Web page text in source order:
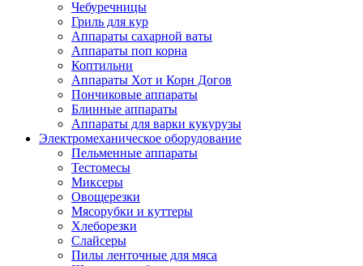
Чебуречницы
Гриль для кур
Аппараты сахарной ваты
Аппараты поп корна
Коптильни
Аппараты Хот и Корн Догов
Пончиковые аппараты
Блинные аппараты
Аппараты для варки кукурузы
Электромеханическое оборудование
Пельменные аппараты
Тестомесы
Миксеры
Овощерезки
Мясорубки и куттеры
Хлеборезки
Слайсеры
Пилы ленточные для мяса